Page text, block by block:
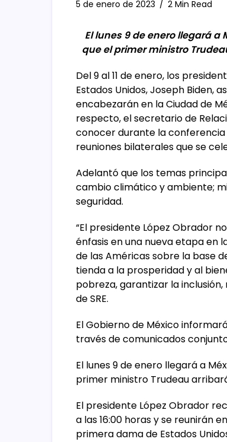
5 de enero de 2023 2 Min Read
El lunes 9 de enero llegará a
que el primer ministro
Del 9 al 11 de enero, los
Estados Unidos, Joseph Biden,
encabezarán en la Ciudad de
respecto, el secretario de
conocer durante la
reuniones bilaterales que se
Adelantó que los temas
cambio climático y ambiente;
seguridad.
“El presidente López Obrador
énfasis en una nueva etapa en
de las Américas sobre la base
tienda a la prosperidad y al
pobreza, garantizar la
de SRE.
El Gobierno de México
través de comunicados
El lunes 9 de enero llegará a
primer ministro Trudeau
El presidente López Obrador
a las 16:00 horas y se reunirán
primera dama de Estados